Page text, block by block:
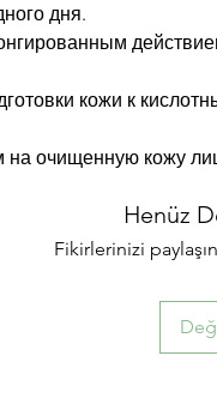
дня.
кожи к
на очищенную кожу
Henüz
Fikirlerinizi